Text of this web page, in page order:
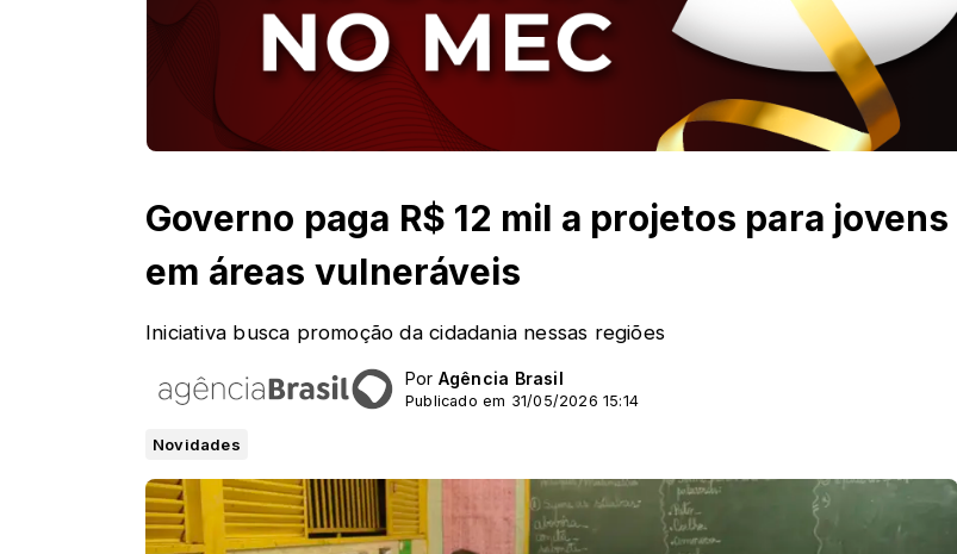
Governo paga R$ 12 mil a projetos para jovens
em áreas vulneráveis
Iniciativa busca promoção da cidadania nessas regiões
Por Agência Brasil
Publicado em 31/05/2026 15:14
Novidades